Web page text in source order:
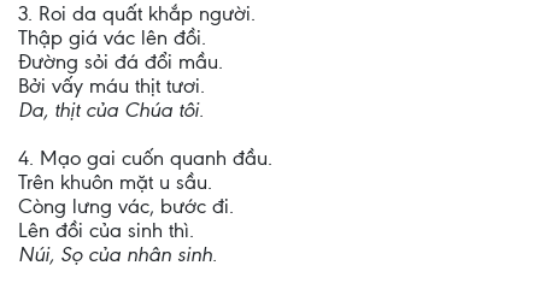
3. Roi da quất khắp người.
Thập giá vác lên đồi.
Đường sỏi đá đổi mầu.
Bởi vấy máu thịt tươi.
Da, thịt của Chúa tôi.
4. Mạo gai cuốn quanh đầu.
Trên khuôn mặt u sầu.
Còng lưng vác, bước đi.
Lên đồi của sinh thì.
Núi, Sọ của nhân sinh.